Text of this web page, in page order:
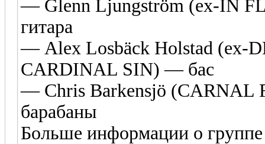
— Glenn Ljungström (ex-IN
гитара
— Alex Losbäck Holstad (ex-
CARDINAL SIN) — бас
— Chris Barkensjö (CARNAL
барабаны
Больше информации о